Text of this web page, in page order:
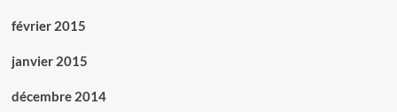
février 2015
janvier 2015
décembre 2014